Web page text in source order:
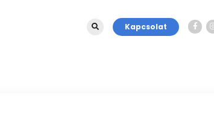
Kapcsolat